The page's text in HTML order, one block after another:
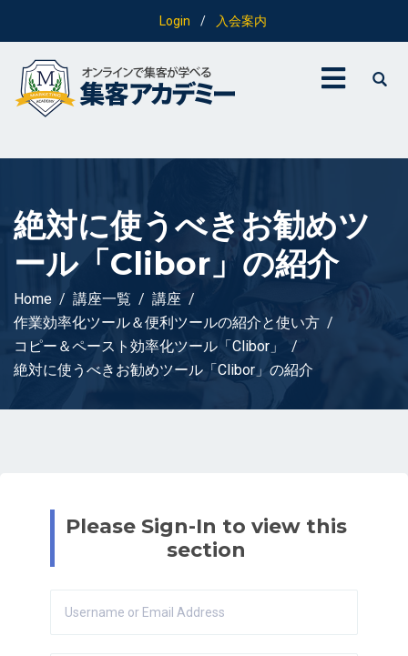
Login / 入会案内
絶対に使うべきお勧めツ
ール「Clibor」の紹介
Home 講座一覧
講座
作業効率化ツール＆便利ツールの紹介と使い方
コピー＆ペースト効率化ツール「Clibor」
絶対に使うべきお勧めツール「Clibor」の紹介
Please Sign-In to view this
section